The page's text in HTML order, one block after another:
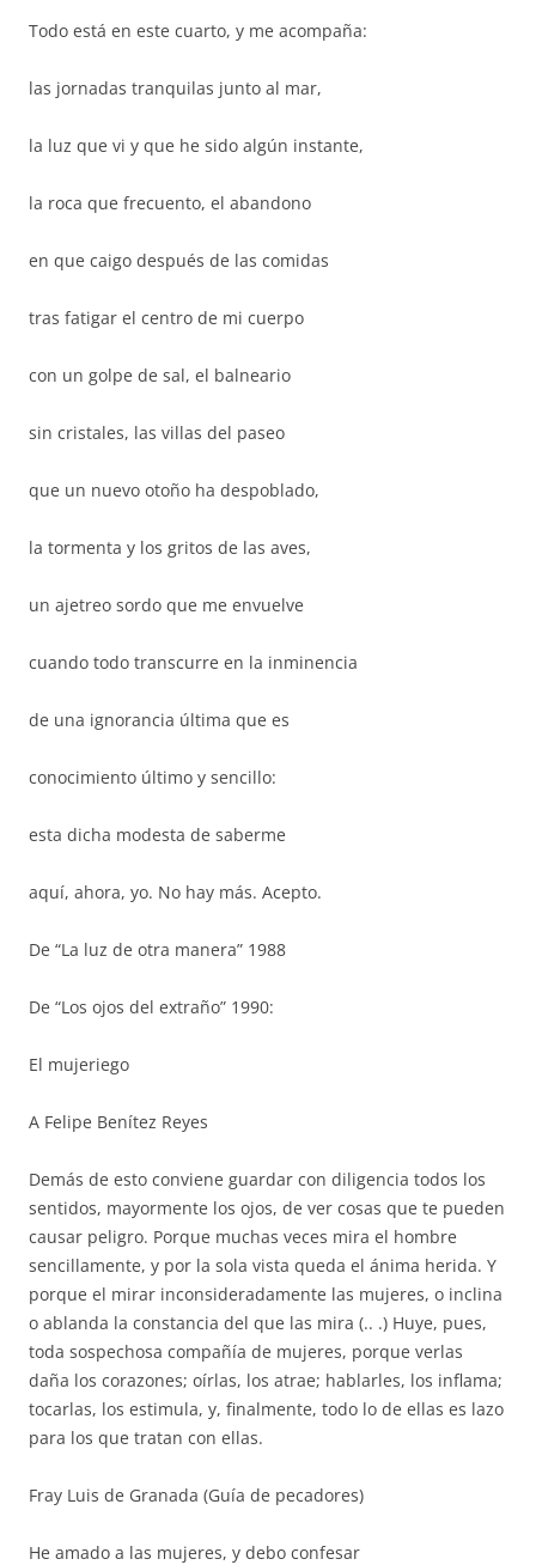
Todo está en este cuarto, y me acompaña:
las jornadas tranquilas junto al mar,
la luz que vi y que he sido algún instante,
la roca que frecuento, el abandono
en que caigo después de las comidas
tras fatigar el centro de mi cuerpo
con un golpe de sal, el balneario
sin cristales, las villas del paseo
que un nuevo otoño ha despoblado,
la tormenta y los gritos de las aves,
un ajetreo sordo que me envuelve
cuando todo transcurre en la inminencia
de una ignorancia última que es
conocimiento último y sencillo:
esta dicha modesta de saberme
aquí, ahora, yo. No hay más. Acepto.
De “La luz de otra manera” 1988
De “Los ojos del extraño” 1990:
El mujeriego
A Felipe Benítez Reyes
Demás de esto conviene guardar con diligencia todos los
sentidos, mayormente los ojos, de ver cosas que te pueden
causar peligro. Porque muchas veces mira el hombre
sencillamente, y por la sola vista queda el ánima herida. Y
porque el mirar inconsideradamente las mujeres, o inclina
o ablanda la constancia del que las mira (.. .) Huye, pues,
toda sospechosa compañía de mujeres, porque verlas
daña los corazones; oírlas, los atrae; hablarles, los inflama;
tocarlas, los estimula, y, finalmente, todo lo de ellas es lazo
para los que tratan con ellas.
Fray Luis de Granada (Guía de pecadores)
He amado a las mujeres, y debo confesar